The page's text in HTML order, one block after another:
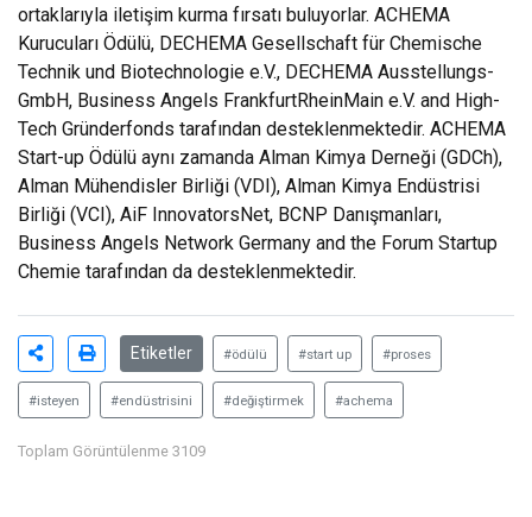
ortaklarıyla iletişim kurma fırsatı buluyorlar. ACHEMA
Kurucuları Ödülü, DECHEMA Gesellschaft für Chemische
Technik und Biotechnologie e.V., DECHEMA Ausstellungs-
GmbH, Business Angels FrankfurtRheinMain e.V. and High-
Tech Gründerfonds tarafından desteklenmektedir. ACHEMA
Start-up Ödülü aynı zamanda Alman Kimya Derneği (GDCh),
Alman Mühendisler Birliği (VDI), Alman Kimya Endüstrisi
Birliği (VCI), AiF InnovatorsNet, BCNP Danışmanları,
Business Angels Network Germany and the Forum Startup
Chemie tarafından da desteklenmektedir.
Etiketler #ödülü #start up #proses
#isteyen #endüstrisini #değiştirmek #achema
Toplam Görüntülenme 3109